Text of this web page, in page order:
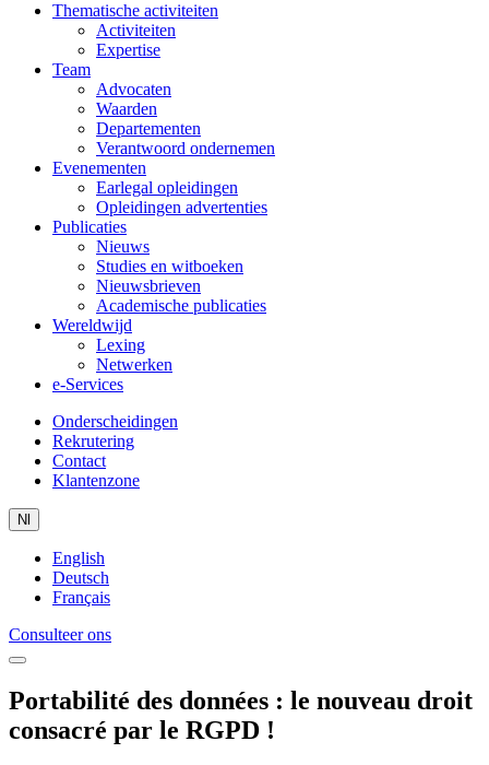
Thematische activiteiten
Activiteiten
Expertise
Team
Advocaten
Waarden
Departementen
Verantwoord ondernemen
Evenementen
Earlegal opleidingen
Opleidingen advertenties
Publicaties
Nieuws
Studies en witboeken
Nieuwsbrieven
Academische publicaties
Wereldwijd
Lexing
Netwerken
e-Services
Onderscheidingen
Rekrutering
Contact
Klantenzone
Nl
English
Deutsch
Français
Consulteer ons
Portabilité des données : le nouveau droit
consacré par le RGPD !